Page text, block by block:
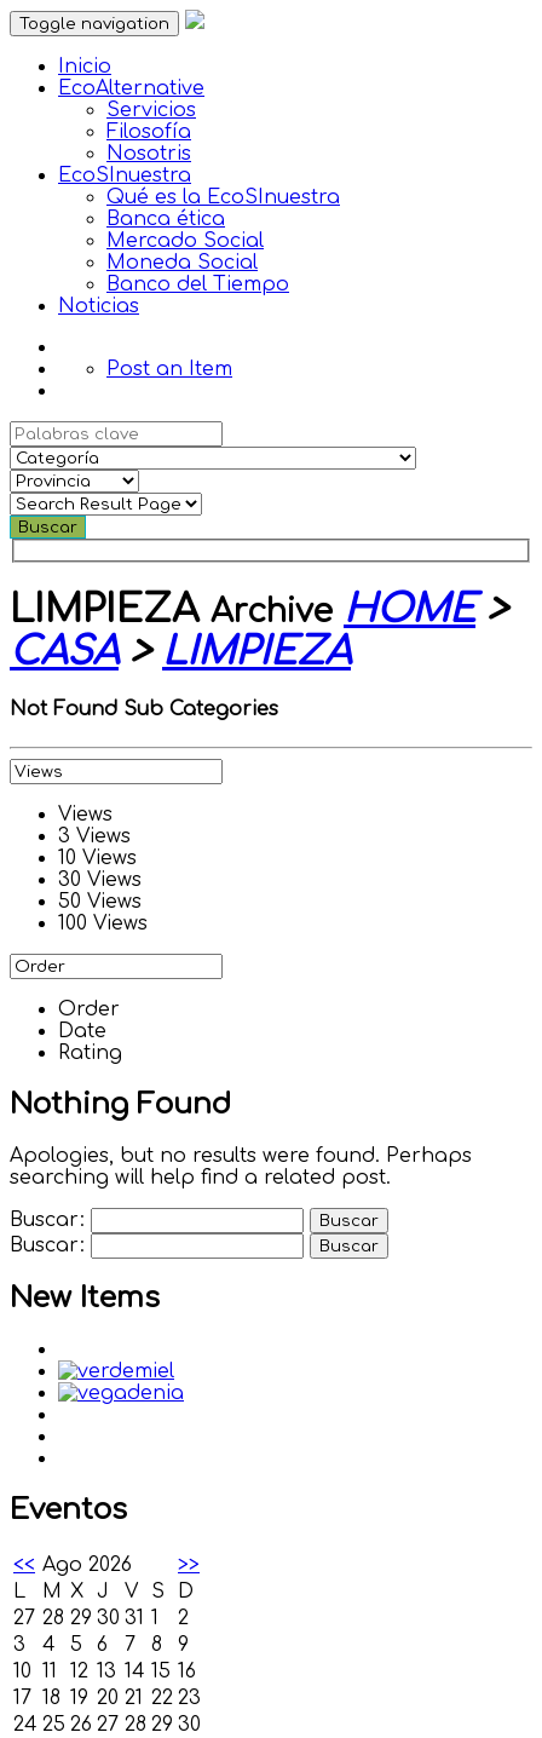
Toggle navigation
Inicio
EcoAlternative
Servicios
Filosofía
Nosotris
EcoSInuestra
Qué es la EcoSInuestra
Banca ética
Mercado Social
Moneda Social
Banco del Tiempo
Noticias
Post an Item
LIMPIEZA Archive HOME>
CASA> LIMPIEZA
Not Found Sub Categories
Views
3 Views
10 Views
30 Views
50 Views
100 Views
Order
Date
Rating
Nothing Found
Apologies, but no results were found. Perhaps
searching will help find a related post.
Buscar:
Buscar:
New Items
Eventos
<< Ago 2026
>>
L
M X J V S
D
27 28 29 30 31 1
2
3
4 5 6 7 8
9
10 11 12 13 14 15 16
17 18 19 20 21 22 23
24 25 26 27 28 29 30